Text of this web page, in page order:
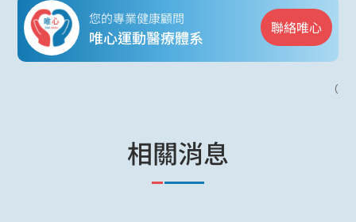
您的專業健康顧問
唯心運動醫療體系
聯絡唯心
（
相關消息